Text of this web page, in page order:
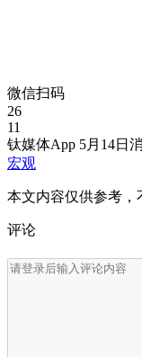
微信扫码
26
11
钛媒体App 5月14日
宏观
本文内容仅供参考，
评论